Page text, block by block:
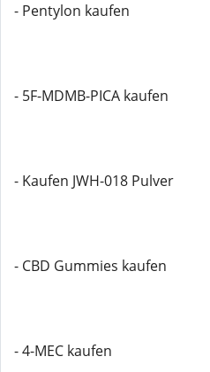
- Pentylon kaufen
- 5F-MDMB-PICA kaufen
- Kaufen JWH-018 Pulver
- CBD Gummies kaufen
- 4-MEC kaufen